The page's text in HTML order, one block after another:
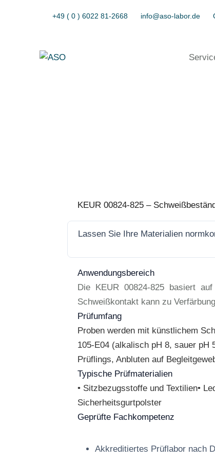
+49 ( 0 ) 6022 81-2668 info@aso-labor.de
KEUR 00824-825 –
Lassen Sie Ihre Materialien
Anwendungsbereich
Die KEUR 00824-825 basiert
Schweißkontakt kann zu
Prüfumfang
Proben werden mit künstlichem
105-E04 (alkalisch pH 8, sauer pH
Prüflings, Anbluten auf
Typische Prüfmaterialien
• Sitzbezugsstoffe und Textilien•
Sicherheitsgurtpolster
Geprüfte Fachkompetenz
Akkreditiertes Prüflabor nach